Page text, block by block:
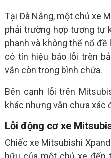
Tại Đà Nẵng, một chủ xe
phải trường hợp tương tự
phanh và không thể nổ
có tín hiệu báo lỗi trên
vẫn còn trong bình chứa.
Bên cạnh lỗi trên
khác nhưng vẫn chưa xác
Lỗi động cơ xe
Chiếc xe Mitsubishi